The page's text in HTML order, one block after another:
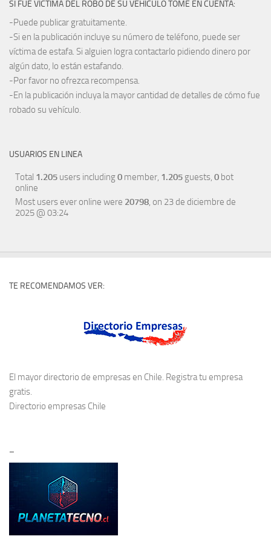
SI FUE VÍCTIMA DEL ROBO DE SU VEHÍCULO TOME EN CUENTA:
-Puede publicar gratuitamente.
-Si en la publicación incluye su número de teléfono, puede ser
víctima de estafa. Si alguien logra contactarlo pidiendo dinero por
algún dato, lo están estafando.
-Por favor no ofrezca recompensa.
-En la publicación incluya la mayor cantidad de detalles de cómo fue
robado su vehículo.
USUARIOS EN LINEA
Total 1.205 users including0 member, 1.205 guests, 0 bot
online
Most users ever online were 20798, on 23 de diciembre de
2025 @ 03:24
TE RECOMENDAMOS VER:
El mayor directorio de empresas en Chile. Registra tu empresa
gratis.
Directorio empresas Chile
–